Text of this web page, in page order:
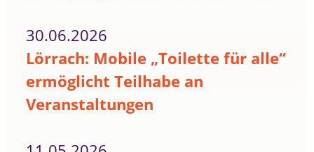
30.06.2026
Lörrach: Mobile „Toilette für alle“
ermöglicht Teilhabe an
Veranstaltungen